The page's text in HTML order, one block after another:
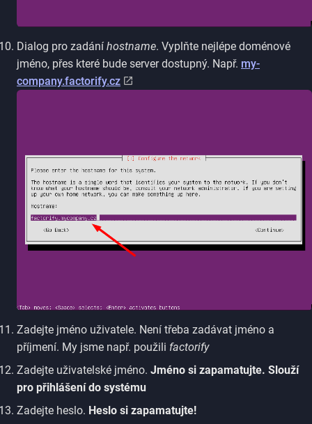
Dialog pro zadání hostname. Vyplňte nejlépe doménové
jméno, přes které bude server dostupný. Např. my-
company.factorify.cz
Zadejte jméno uživatele. Není třeba zadávat jméno a
příjmení. My jsme např. použili factorify
Zadejte uživatelské jméno. Jméno si zapamatujte. Slouží
pro přihlášení do systému
Zadejte heslo. Heslo si zapamatujte!